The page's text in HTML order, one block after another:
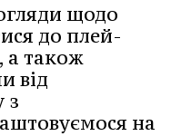
щодо
до плей-
а також
від
з
на